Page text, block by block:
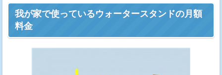
我が家で使っているウォータースタンドの月額
料金